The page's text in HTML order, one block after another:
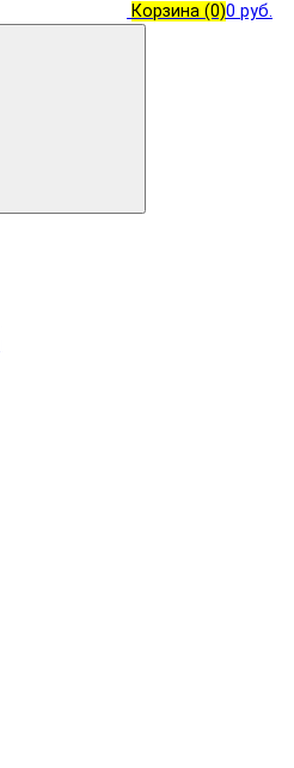
Корзина (0)0 руб.